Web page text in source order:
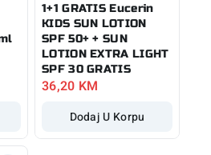
1+1 GRATIS Eucerin
KIDS SUN LOTION
SPF 50+ + SUN
LOTION EXTRA LIGHT
SPF 30 GRATIS
36,20 KM
Dodaj U Korpu